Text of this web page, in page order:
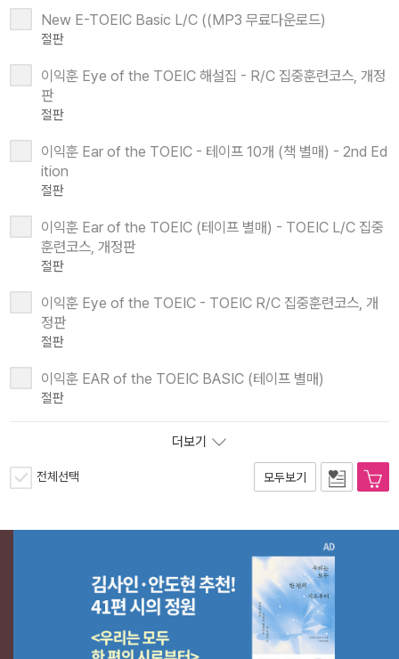
New E-TOEIC Basic L/C ((MP3 무료다운로드)
절판
이익훈 Eye of the TOEIC 해설집 - R/C 집중훈련코스, 개정
판
절판
이익훈 Ear of the TOEIC - 테이프 10개 (책 별매) - 2nd Ed
ition
절판
이익훈 Ear of the TOEIC (테이프 별매) - TOEIC L/C 집중
훈련코스, 개정판
절판
이익훈 Eye of the TOEIC - TOEIC R/C 집중훈련코스, 개
정판
절판
이익훈 EAR of the TOEIC BASIC (테이프 별매)
절판
더보기
전체선택 모두보기